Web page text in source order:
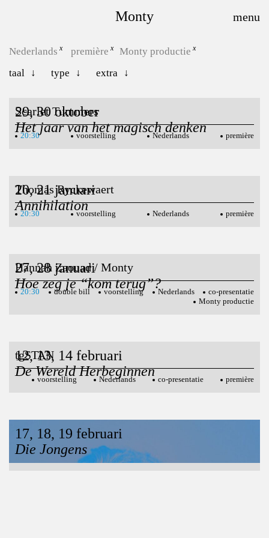
Monty
Nederlands première
Monty productie
taal
type extra
29, 30 oktober
Het jaar van het magisch denken
Scarlet Tummers
20:30 voorstelling Nederlands première
20, 21 januari
Annihilation
Thomas Ryckewaert
20:30 voorstelling Nederlands première
27, 28 januari
Hoe zeg je “kom terug”?
Hannah Zaouad / Monty
20:30 double bill voorstelling Nederlands
co-presentatie
Monty productie
12, 13, 14 februari
De Wereld Herbeginnen
tgSTAN
voorstelling Nederlands co-presentatie première
17, 18, 19 februari
Die Jongens
Joshua Smits / Monty
voorstelling Nederlands